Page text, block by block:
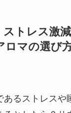
ストレス激
ロマの選び
あるストレスや